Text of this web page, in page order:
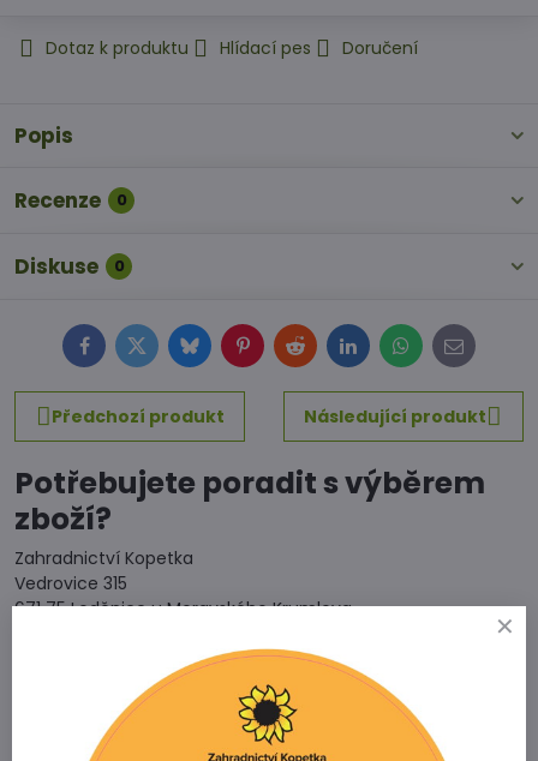
Dotaz k produktu Hlídací pes Doručení
Popis
Recenze 0
Diskuse 0
FacebookTwitterBlueskyPinterestRedditLinkedInWhatsApp
E-
mail
Předchozí produkt
Následující produkt
Potřebujete poradit s výběrem
zboží?
Zahradnictví Kopetka
Vedrovice 315
671 75 Loděnice u Moravského Krumlova
+420 731 103 985
Prodejna
+420 607 042 662